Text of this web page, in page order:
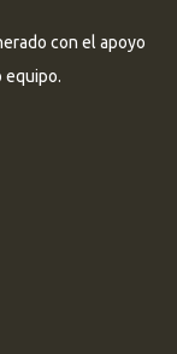
con el apoyo
equipo.